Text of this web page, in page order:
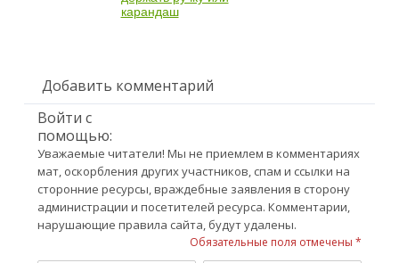
карандаш
Добавить комментарий
Войти с
помощью:
Уважаемые читатели! Мы не приемлем в комментариях
мат, оскорбления других участников, спам и ссылки на
сторонние ресурсы, враждебные заявления в сторону
администрации и посетителей ресурса. Комментарии,
нарушающие правила сайта, будут удалены.
Обязательные поля отмечены *